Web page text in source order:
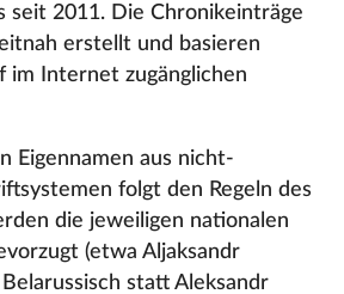
seit 2011. Die Chronikeinträge
erstellt und basieren
im Internet zugänglichen
Eigennamen aus nicht-
folgt den Regeln des
die jeweiligen nationalen
(etwa Aljaksandr
statt Aleksandr